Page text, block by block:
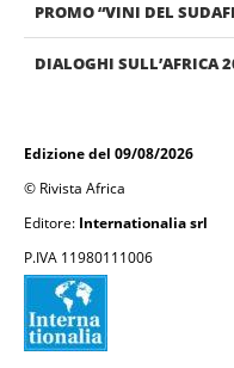
PROMO “VINI DEL
DIALOGHI SULL’AFRICA
Edizione del 09/08/2026
© Rivista Africa
Editore: Internationalia srl
P.IVA 11980111006